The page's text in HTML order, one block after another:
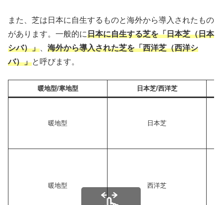
また、芝は日本に自生するものと海外から導入されたもの
があります。一般的に日本に自生する芝を「日本芝（日本
シバ）」
海外から導入された芝を「西洋芝（西洋シ
バ）」と呼びます。
暖地型/寒地型 日本芝/西洋芝
暖地型 日本芝
暖地型 西洋芝